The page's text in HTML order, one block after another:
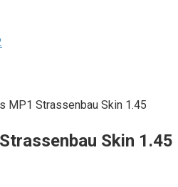
MP1 Strassenbau Skin 1.45
Skin 1.45